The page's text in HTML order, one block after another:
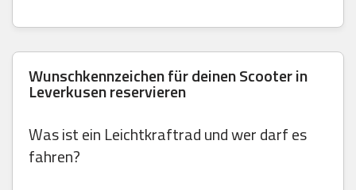
Wunschkennzeichen für deinen Scooter in
Leverkusen reservieren
Was ist ein Leichtkraftrad und wer darf es
fahren?